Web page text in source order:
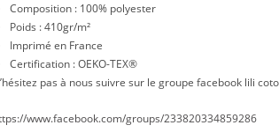
Composition : 100% polyester
Poids : 410gr/m²
Imprimé en France
Certification : OEKO-TEX®
pas à nous suivre sur le groupe facebook lili
www.facebook.com/groups/233820334859286